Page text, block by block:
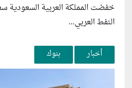
خفضت المملكة العربية السعودية
النفط العربي...
أخبار بنوك